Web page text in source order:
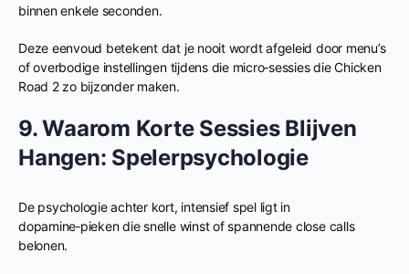
binnen enkele seconden.
Deze eenvoud betekent dat je nooit wordt afgeleid door menu’s
of overbodige instellingen tijdens die micro‑sessies die Chicken
Road 2 zo bijzonder maken.
9. Waarom Korte Sessies Blijven
Hangen: Spelerpsychologie
De psychologie achter kort, intensief spel ligt in
dopamine‑pieken die snelle winst of spannende close calls
belonen.